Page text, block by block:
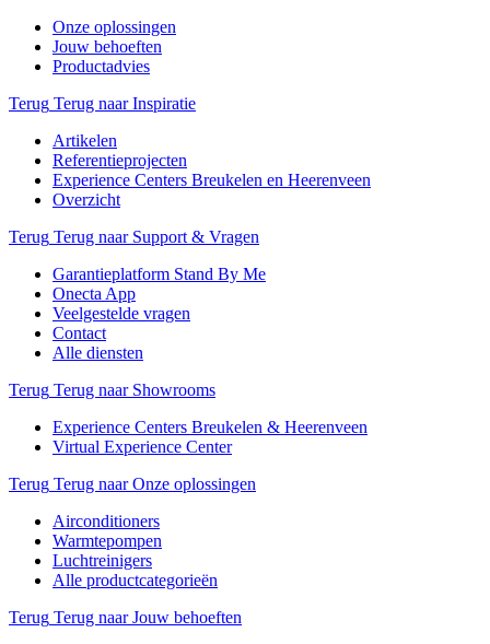
Onze oplossingen
Jouw behoeften
Productadvies
Terug Terug naar Inspiratie
Artikelen
Referentieprojecten
Experience Centers Breukelen en Heerenveen
Overzicht
Terug Terug naar Support & Vragen
Garantieplatform Stand By Me
Onecta App
Veelgestelde vragen
Contact
Alle diensten
Terug Terug naar Showrooms
Experience Centers Breukelen & Heerenveen
Virtual Experience Center
Terug Terug naar Onze oplossingen
Airconditioners
Warmtepompen
Luchtreinigers
Alle productcategorieën
Terug Terug naar Jouw behoeften